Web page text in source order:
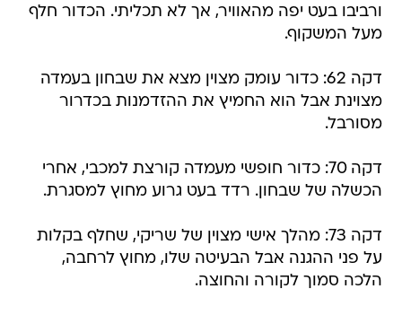
ורביבו בעט יפה מהאוויר, אך לא תכליתי. הכדור חלף
מעל המשקוף.
דקה 62: כדור עומק מצוין מצא את שבחון בעמדה
מצוינת אבל הוא החמיץ את ההזדמנות בכדרור
מסורבל.
דקה 70: כדור חופשי מעמדה קורצת למכבי, אחרי
הכשלה של שבחון. רדד בעט גרוע מחוץ למסגרת.
דקה 73: מהלך אישי מצוין של שריקי, שחלף בקלות
על פני ההגנה אבל הבעיטה שלו, מחוץ לרחבה,
הלכה סמוך לקורה והחוצה.